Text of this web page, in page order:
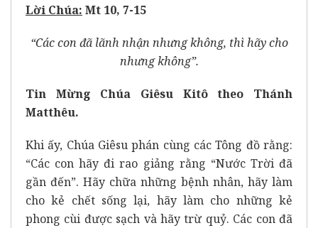
Lời Chúa: Mt 10, 7-15
“Các con đã lãnh nhận nhưng không, thì hãy cho
nhưng không”.
Tin Mừng Chúa Giêsu Kitô theo Thánh
Matthêu.
Khi ấy, Chúa Giêsu phán cùng các Tông đồ rằng:
“Các con hãy đi rao giảng rằng “Nước Trời đã
gần đến”. Hãy chữa những bệnh nhân, hãy làm
cho kẻ chết sống lại, hãy làm cho những kẻ
phong cùi được sạch và hãy trừ quỷ. Các con đã